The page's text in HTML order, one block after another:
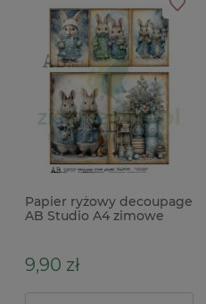
Papier ryżowy decoupage
AB Studio A4 zimowe
9,90 zł